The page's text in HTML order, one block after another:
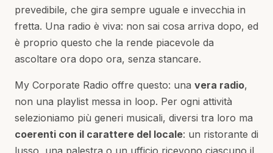
prevedibile, che gira sempre uguale e invecchia in
fretta. Una radio è viva: non sai cosa arriva dopo, ed
è proprio questo che la rende piacevole da
ascoltare ora dopo ora, senza stancare.
My Corporate Radio offre questo: una vera radio,
non una playlist messa in loop. Per ogni attività
selezioniamo più generi musicali, diversi tra loro ma
coerenti con il carattere del locale: un ristorante di
lusso, una palestra o un ufficio ricevono ciascuno il